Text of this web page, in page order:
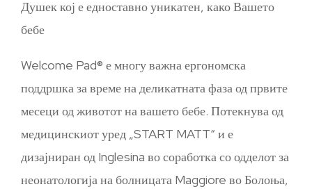
Душек кој е едноставно уникатен, како Вашето
бебе
Welcome Pad® е многу важна ергономска
поддршка за време на деликатната фаза од првите
месеци од животот на вашето бебе. Потекнува од
медицинскиот уред „START MATT“ и е
дизајниран од Inglesina во соработка со одделот за
неонатологија на болницата Maggiore во Болоња,